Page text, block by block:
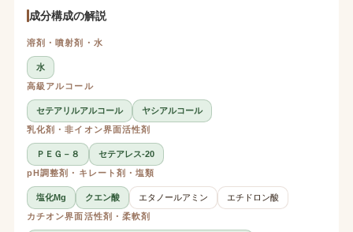
成分構成の解説
溶剤・噴射剤・水
水
高級アルコール
セテアリルアルコール
ヤシアルコール
乳化剤・非イオン界面活性剤
ＰＥＧ－８
セテアレス-20
pH調整剤・キレート剤・塩類
塩化Mg クエン酸 エタノールアミン
エチドロン酸
カチオン界面活性剤・柔軟剤